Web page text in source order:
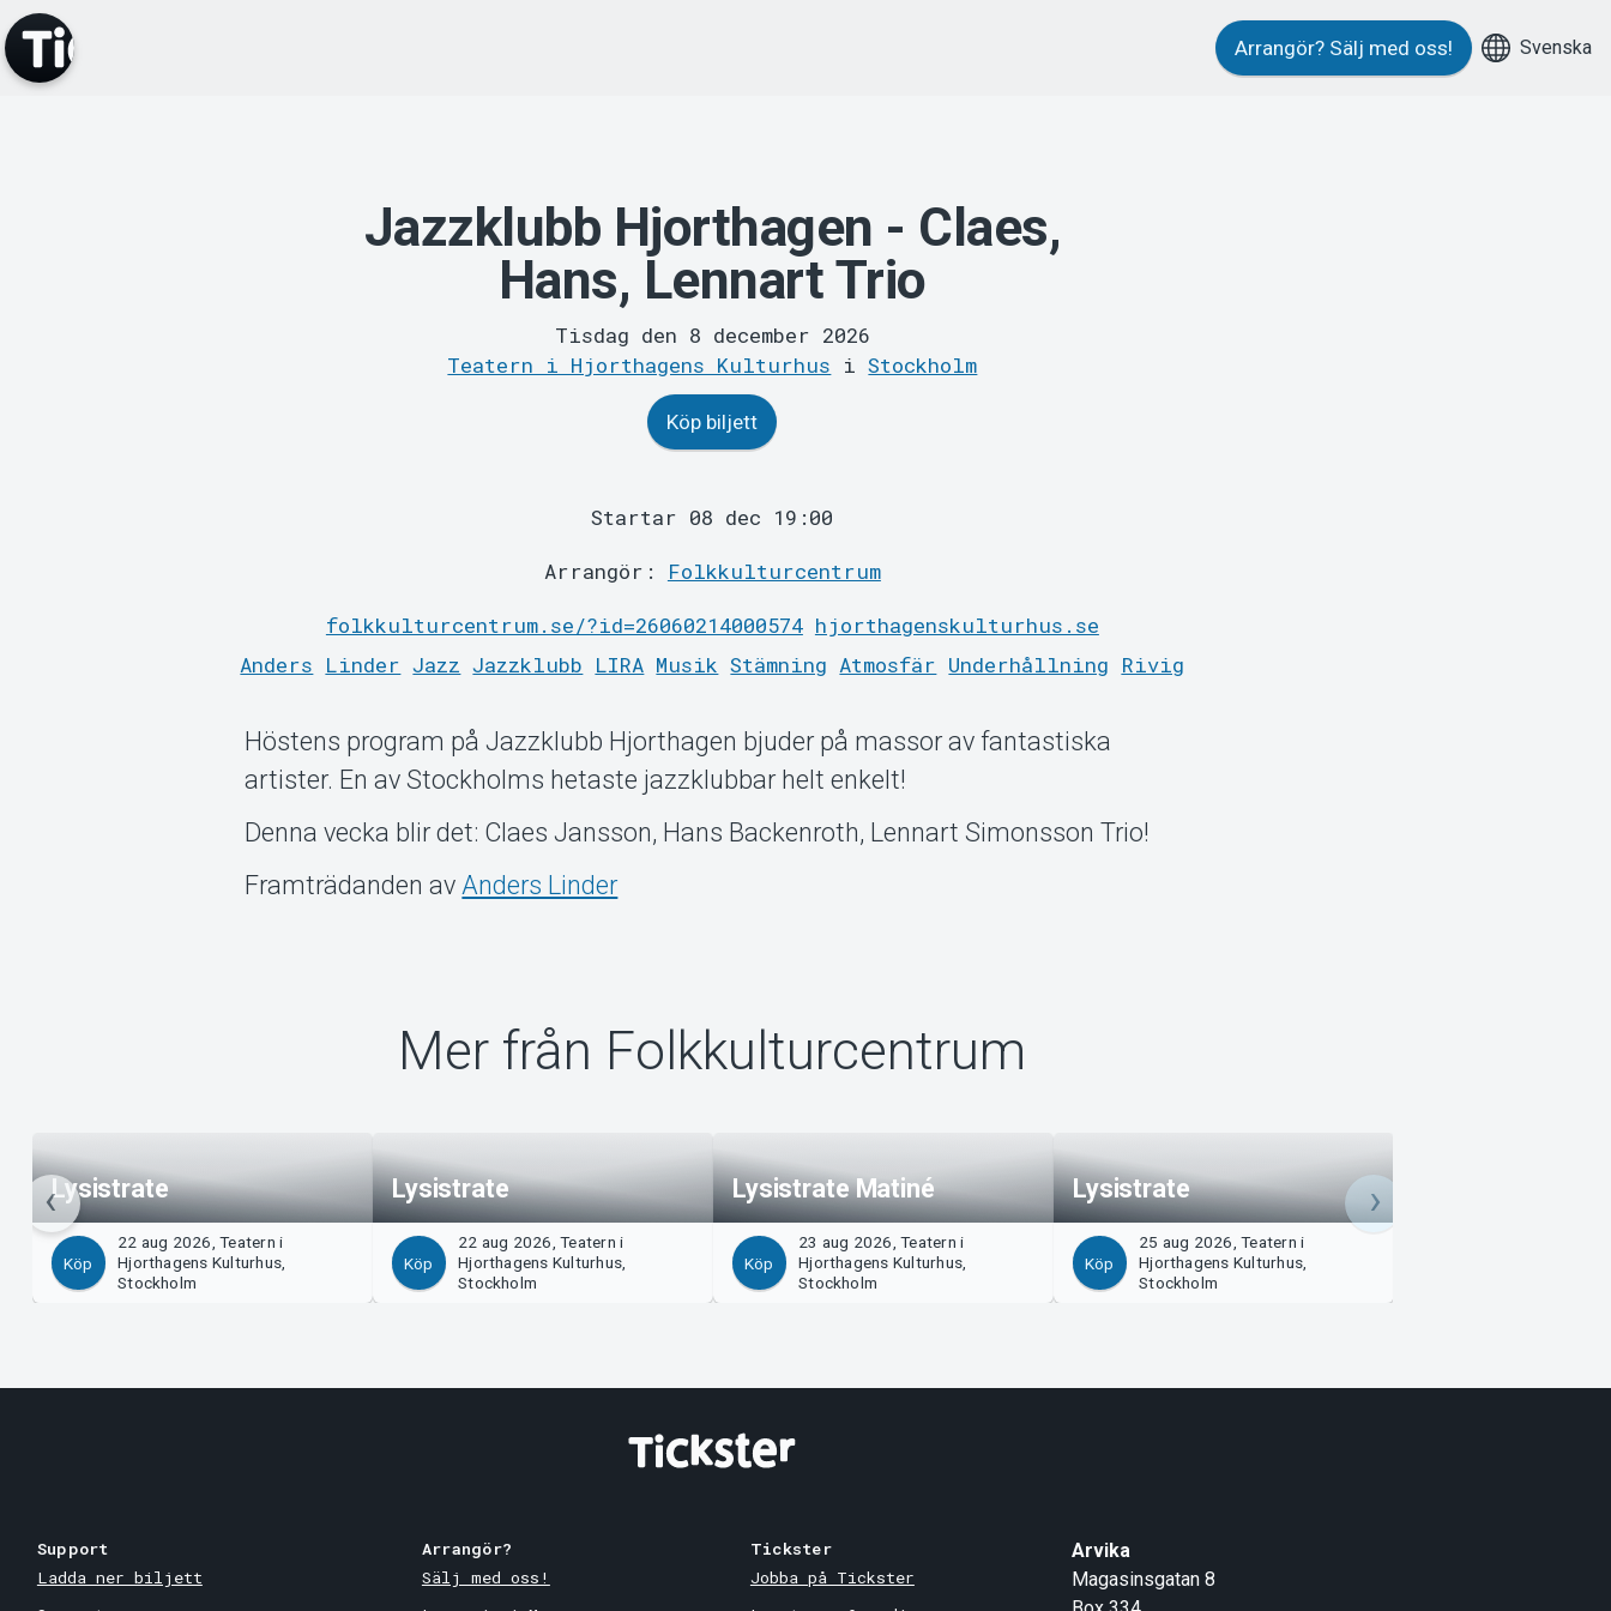
Arrangör? Sälj med oss! Svenska
Jazzklubb Hjorthagen - Claes,
Hans, Lennart Trio
Tisdag den 8 december 2026
Teatern i Hjorthagens Kulturhus iStockholm
Köp biljett
Startar 08 dec 19:00
Arrangör: Folkkulturcentrum
folkkulturcentrum.se/?id=26060214000574 hjorthagenskulturhus.se
Anders Linder Jazz Jazzklubb LIRA Musik Stämning Atmosfär Underhållning Rivig
Höstens program på Jazzklubb Hjorthagen bjuder på massor av fantastiska
artister. En av Stockholms hetaste jazzklubbar helt enkelt!
Denna vecka blir det: Claes Jansson, Hans Backenroth, Lennart Simonsson Trio!
Framträdanden av Anders Linder
Mer från Folkkulturcentrum
Lysistrate
Köp
22 aug 2026, Teatern i
Hjorthagens Kulturhus,
Stockholm
Lysistrate
Köp
22 aug 2026, Teatern i
Hjorthagens Kulturhus,
Stockholm
Lysistrate Matiné
Köp
23 aug 2026, Teatern i
Hjorthagens Kulturhus,
Stockholm
Lysistrate
Köp
25 aug 2026, Teatern i
Hjorthagens Kulturhus,
Stockholm
Support
Ladda ner biljett
Arrangör?
Sälj med oss!
Tickster
Jobba på Tickster
Arvika
Magasinsgatan 8